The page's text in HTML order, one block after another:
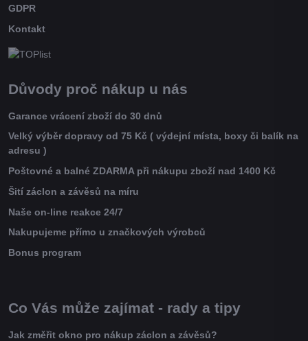
GDPR
Kontakt
Důvody proč nákup u nás
Garance vrácení zboží do 30 dnů
Velký výběr dopravy od 75 Kč ( výdejní místa, boxy či balík na
adresu )
Poštovné a balné ZDARMA při nákupu zboží nad 1400 Kč
Šití záclon a závěsů na míru
Naše on-line reakce 24/7
Nakupujeme přímo u značkových výrobců
Bonus program
Co Vás může zajímat - rady a tipy
Jak změřit okno pro nákup záclon a závěsů?